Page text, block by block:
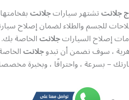
جلانتتشتهر سياراتجلانت
للجسم والطلاء لضمان إصلاح
إصلاح السياراتجلانتالخاصة
، سوف نضمن أن تبدوجلانت
– بسرعة ، واحترافًا ، وبخبرة